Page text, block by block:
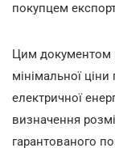
покупцем
Цим документом
мінімальної
електричної
визначення
гарантованого